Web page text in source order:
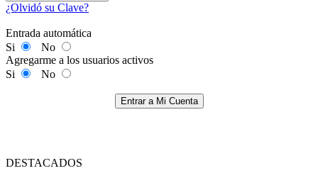
¿Olvidó su Clave?
Entrada automática
Si
No
Agregarme a los usuarios activos
Si
No
Entrar a Mi Cuenta
DESTACADOS